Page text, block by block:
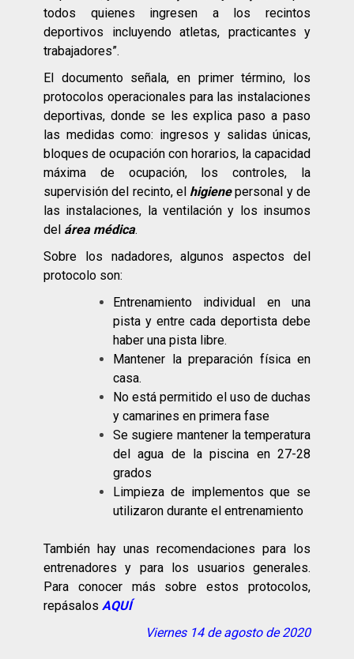
todos quienes ingresen a los recintos
deportivos incluyendo atletas, practicantes y
trabajadores”.
El documento señala, en primer término, los
protocolos operacionales para las instalaciones
deportivas, donde se les explica paso a paso
las medidas como: ingresos y salidas únicas,
bloques de ocupación con horarios, la capacidad
máxima de ocupación, los controles, la
supervisión del recinto, el higienepersonal y de
las instalaciones, la ventilación y los insumos
del área médica.
Sobre los nadadores, algunos aspectos del
protocolo son:
Entrenamiento individual en una
pista y entre cada deportista debe
haber una pista libre.
Mantener la preparación física en
casa.
No está permitido el uso de duchas
y camarines en primera fase
Se sugiere mantener la temperatura
del agua de la piscina en 27-28
grados
Limpieza de implementos que se
utilizaron durante el entrenamiento
También hay unas recomendaciones para los
entrenadores y para los usuarios generales.
Para conocer más sobre estos protocolos,
repásalos AQUÍ
Viernes 14 de agosto de 2020